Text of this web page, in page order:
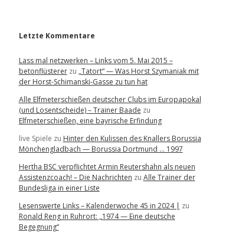
Letzte Kommentare
Lass mal netzwerken – Links vom 5. Mai 2015 –
betonflüstererzu „Tatort“ — Was Horst Szymaniak mit
der Horst-Schimanski-Gasse zu tun hat
Alle Elfmeterschießen deutscher Clubs im Europapokal
(und Losentscheide) – Trainer Baade zu
Elfmeterschießen, eine bayrische Erfindung
live Spiele zu Hinter den Kulissen des Knallers Borussia
Mönchengladbach — Borussia Dortmund … 1997
Hertha BSC verpflichtet Armin Reutershahn als neuen
Assistenzcoach! – Die Nachrichten zu Alle Trainer der
Bundesliga in einer Liste
Lesenswerte Links – Kalenderwoche 45 in 2024 | zu
Ronald Reng in Ruhrort: „1974 — Eine deutsche
Begegnung“